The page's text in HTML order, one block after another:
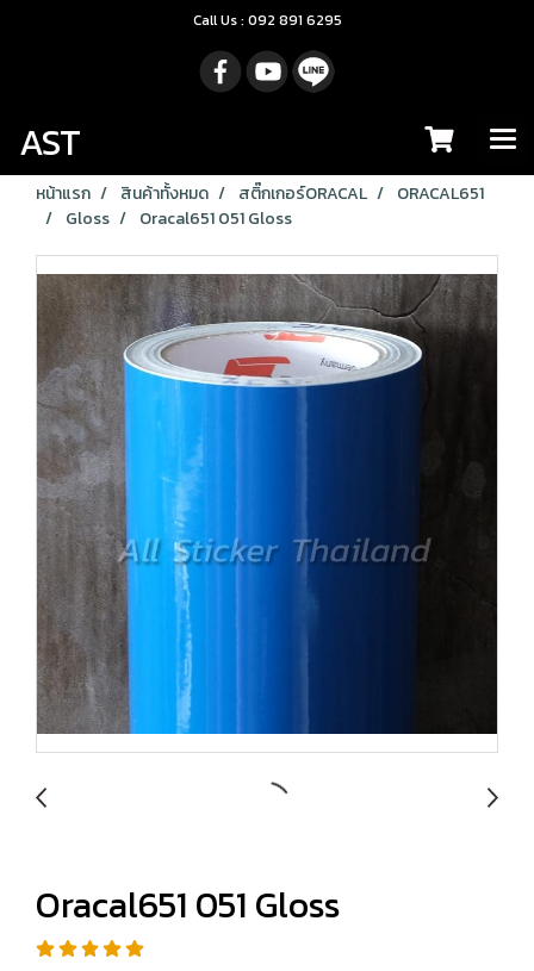
Call Us : 092 891 6295
AST
หน้าแรก สินค้าทั้งหมด สติ๊กเกอร์ORACAL
ORACAL651
Gloss
Oracal651 051 Gloss
Oracal651 051 Gloss